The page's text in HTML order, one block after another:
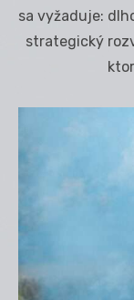
sa vyžaduje:
strategický